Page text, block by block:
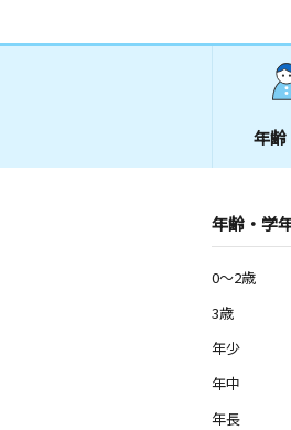
千葉県
２ ３Ｆ
満２丁目
千葉県
館
年齢
年齢・学
0～2歳
3歳
年少
年中
年長